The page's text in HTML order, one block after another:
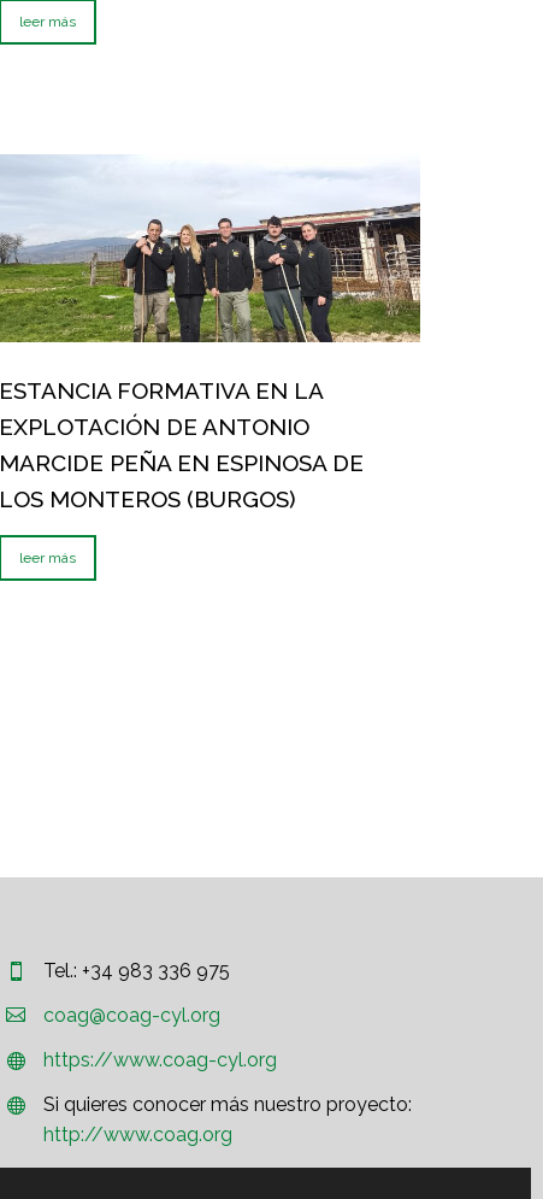
leer más
ESTANCIA FORMATIVA EN LA
EXPLOTACIÓN DE ANTONIO
MARCIDE PEÑA EN ESPINOSA DE
LOS MONTEROS (BURGOS)
leer más

 Tel.: +34 983 336 975

 coag@coag-cyl.org

 https://www.coag-cyl.org


Si quieres conocer más nuestro proyecto:
http://www.coag.org